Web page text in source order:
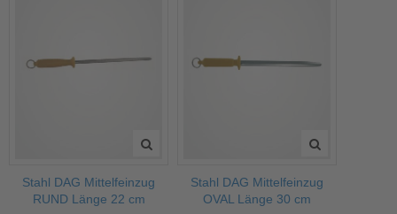
Stahl DAG Mittelfeinzug
RUND Länge 22 cm
Stahl DAG Mittelfeinzug
OVAL Länge 30 cm